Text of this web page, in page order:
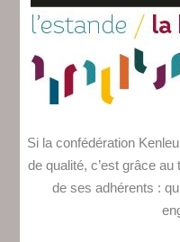
Si la confédération
de qualité, c’est grâce
de ses adhérents :